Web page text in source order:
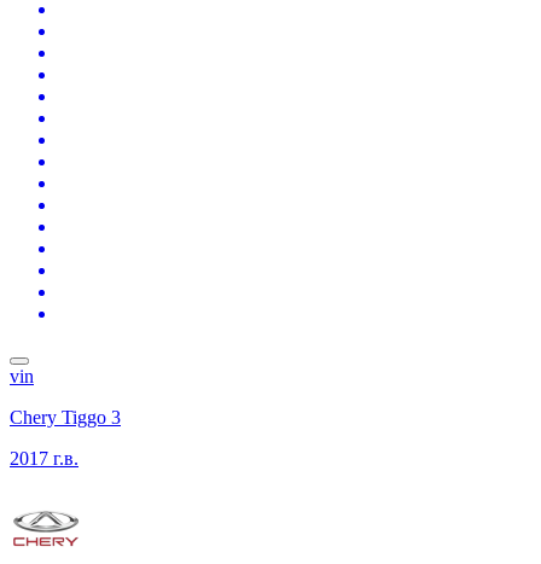
vin
Chery Tiggo 3
2017 г.в.